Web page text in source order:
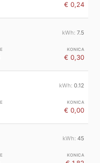
€ 0,24
7.5
€ 0,30
0.12
€ 0,00
45